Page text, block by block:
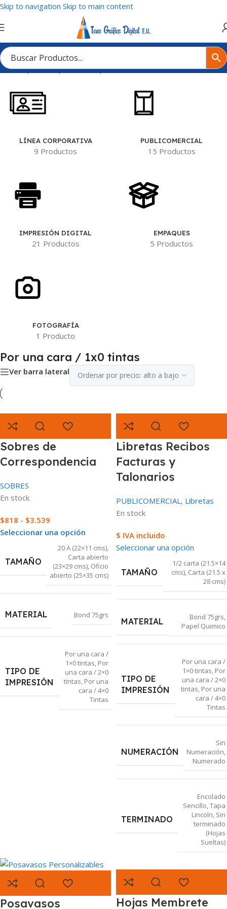
Skip to navigation Skip to main content
Inicio/Tipo de Impresión del producto/Por una cara / 1x0 tintas
LÍNEA CORPORATIVA
9 Productos
PUBLICOMERCIAL
15 Productos
IMPRESIÓN DIGITAL
21 Productos
EMPAQUES
5 Productos
FOTOGRAFÍA
1 Producto
Por una cara / 1x0 tintas
Ver barra lateral
Sobres de
Correspondencia
SOBRES
En stock
$818 - $3.539
Seleccionar una opción
TAMAÑO
20 A (22×11 cms),
Carta abierto
(23×29 cms), Oficio
abierto (25×35 cms)
MATERIAL Bond 75grs
TIPO DE
IMPRESIÓN
Por una cara /
1×0 tintas, Por
una cara / 2×0
tintas, Por una
cara / 4×0
Tintas
Libretas Recibos
Facturas y
Talonarios
PUBLICOMERCIAL, Libretas
En stock
$ IVA incluido
Seleccionar una opción
TAMAÑO
1/2 carta (21.5×14
cms), Carta (21.5 x
28 cms)
MATERIAL Bond 75grs,
Papel Quimico
TIPO DE
IMPRESIÓN
Por una cara /
1×0 tintas, Por
una cara / 2×0
tintas, Por una
cara / 4×0
Tintas
NUMERACIÓN
Sin
Numeración,
Numerado
TERMINADO
Encolado
Sencillo,Tapa
Lincoln, Sin
terminado
(Hojas
Sueltas)
Posavasos Hojas Membrete